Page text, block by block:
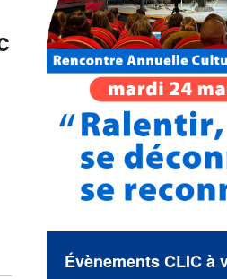
Évènements CLIC à